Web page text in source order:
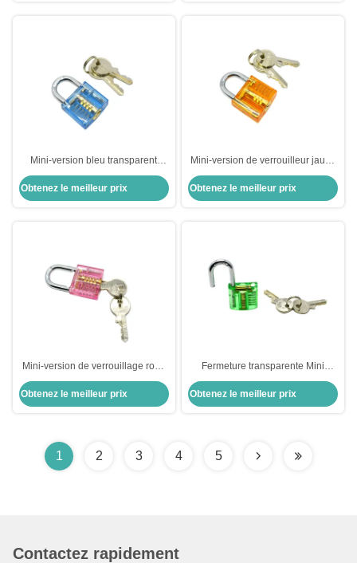
Mini-version bleu transparent
outils de serrurerie
Obtenez le meilleur prix
Mini-version de verrouilleur jaune
transparent outils de serrurier
Obtenez le meilleur prix
Mini-version de verrouillage rose
transparent outils de serrurerie
Obtenez le meilleur prix
Fermeture transparente Mini
version Fermeture de pratique
verte pour outils de serrurerie
Obtenez le meilleur prix
1 2 3 4 5
Contactez rapidement